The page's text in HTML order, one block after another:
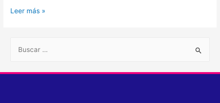
Leer más »